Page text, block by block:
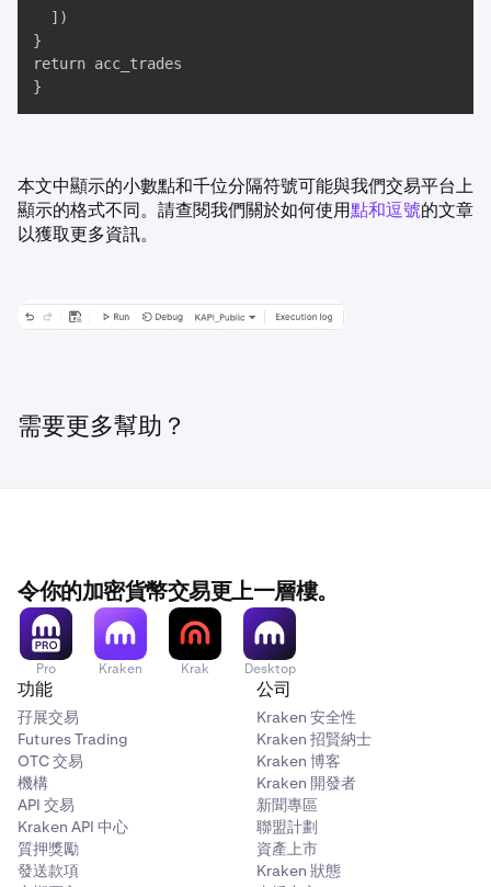
  ])
}
return acc_trades
}
本文中顯示的小數點和千位分隔符號可能與我們交易平台上
顯示的格式不同。請查閱我們關於如何使用點和逗號的文章
以獲取更多資訊。
需要更多幫助？
令你的加密貨幣交易更上一層樓。
Pro Kraken Krak Desktop
功能
孖展交易
Futures Trading
OTC 交易
機構
API 交易
Kraken API 中心
質押獎勵
發送款項
公司
Kraken 安全性
Kraken 招賢納士
Kraken 博客
Kraken 開發者
新聞專區
聯盟計劃
資產上市
Kraken 狀態